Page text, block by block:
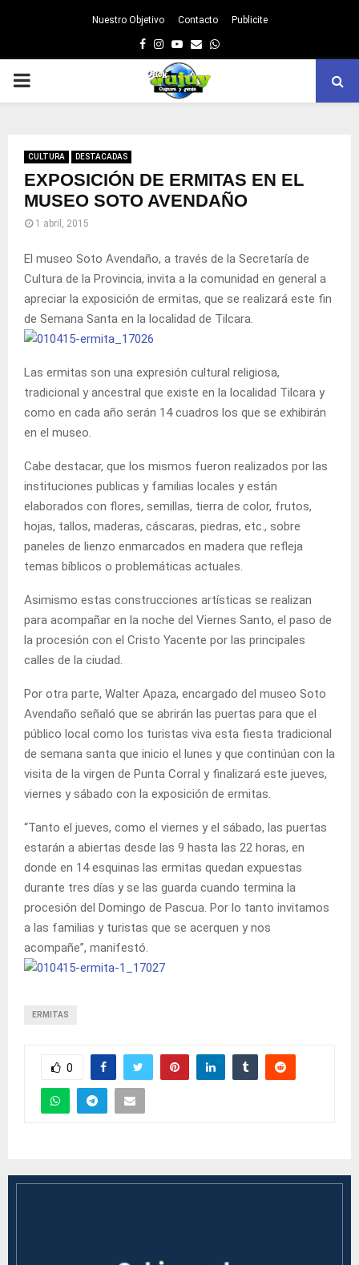
Nuestro Objetivo Contacto Publicite
Facebook
Instagram
Youtube
EmailWhatsapp
PRIMARY
CULTURA DESTACADAS
EXPOSICIÓN DE ERMITAS EN EL
MUSEO SOTO AVENDAÑO
1 abril, 2015
El museo Soto Avendaño, a través de la Secretaría de
Cultura de la Provincia, invita a la comunidad en general a
apreciar la exposición de ermitas, que se realizará este fin
de Semana Santa en la localidad de Tilcara.
Las ermitas son una expresión cultural religiosa,
tradicional y ancestral que existe en la localidad Tilcara y
como en cada año serán 14 cuadros los que se exhibirán
en el museo.
Cabe destacar, que los mismos fueron realizados por las
instituciones publicas y familias locales y están
elaborados con flores, semillas, tierra de color, frutos,
hojas, tallos, maderas, cáscaras, piedras, etc., sobre
paneles de lienzo enmarcados en madera que refleja
temas bíblicos o problemáticas actuales.
Asimismo estas construcciones artísticas se realizan
para acompañar en la noche del Viernes Santo, el paso de
la procesión con el Cristo Yacente por las principales
calles de la ciudad.
Por otra parte, Walter Apaza, encargado del museo Soto
Avendaño señaló que se abrirán las puertas para que el
público local como los turistas viva esta fiesta tradicional
de semana santa que inicio el lunes y que continúan con la
visita de la virgen de Punta Corral y finalizará este jueves,
viernes y sábado con la exposición de ermitas.
“Tanto el jueves, como el viernes y el sábado, las puertas
estarán a abiertas desde las 9 hasta las 22 horas, en
donde en 14 esquinas las ermitas quedan expuestas
durante tres días y se las guarda cuando termina la
procesión del Domingo de Pascua. Por lo tanto invitamos
a las familias y turistas que se acerquen y nos
acompañe”, manifestó.
ERMITAS
0